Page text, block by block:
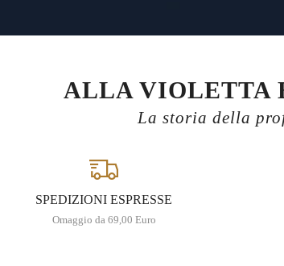
ALLA VIOLETTA
La storia della
SPEDIZIONI ESPRESSE
Omaggio da 69,00 Euro